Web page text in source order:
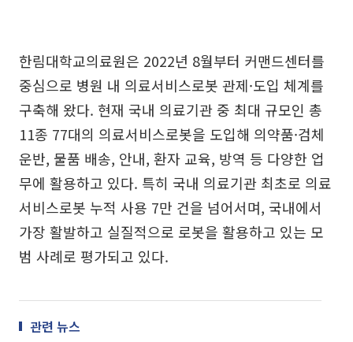
한림대학교의료원은 2022년 8월부터 커맨드센터를
중심으로 병원 내 의료서비스로봇 관제·도입 체계를
구축해 왔다. 현재 국내 의료기관 중 최대 규모인 총
11종 77대의 의료서비스로봇을 도입해 의약품·검체
운반, 물품 배송, 안내, 환자 교육, 방역 등 다양한 업
무에 활용하고 있다. 특히 국내 의료기관 최초로 의료
서비스로봇 누적 사용 7만 건을 넘어서며, 국내에서
가장 활발하고 실질적으로 로봇을 활용하고 있는 모
범 사례로 평가되고 있다.
관련 뉴스